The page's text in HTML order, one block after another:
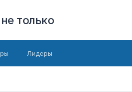
только
Лидеры